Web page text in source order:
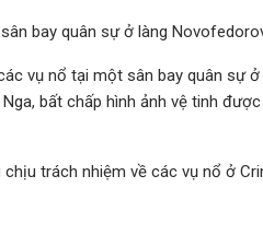
bay quân sự ở làng
vụ nổ tại một sân bay quân sự
bất chấp hình ảnh vệ tinh
trách nhiệm về các vụ nổ ở